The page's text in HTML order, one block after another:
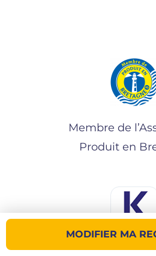
MODIFIER MA
Membre de
Produit en